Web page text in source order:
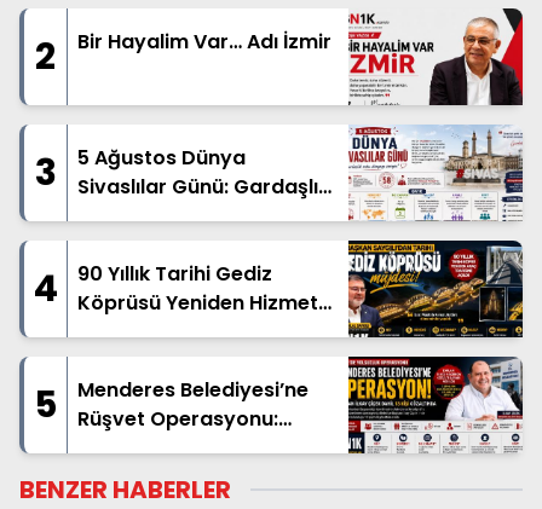
2 Bir Hayalim Var… Adı İzmir
3
5 Ağustos Dünya
Sivaslılar Günü: Gardaşlık
Ruhu Dünyanın Dört Bir
4
90 Yıllık Tarihi Gediz
Köprüsü Yeniden Hizmete
Açıldı
5
Menderes Belediyesi’ne
Rüşvet Operasyonu:
Başkan İlkay Çiçek Dahil
13 Kişi Gözaltında
BENZER HABERLER